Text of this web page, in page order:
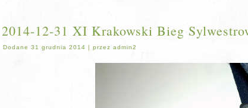
2014-12-31 XI Krakowski Bieg
Dodane 31 grudnia 2014 | przez admin2